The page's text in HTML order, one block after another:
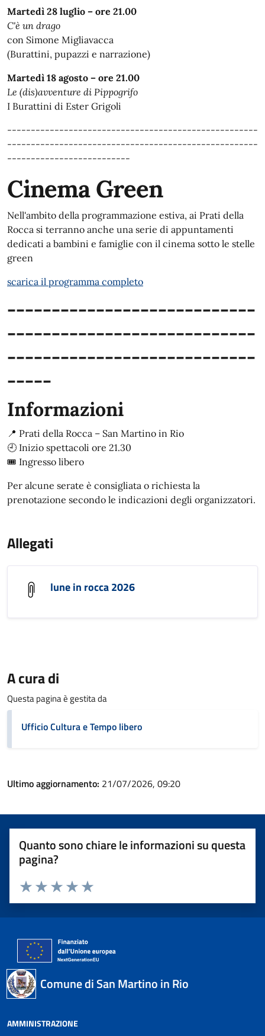
Martedì 28 luglio – ore 21.00
C'è un drago
con Simone Migliavacca
(Burattini, pupazzi e narrazione)
Martedì 18 agosto – ore 21.00
Le (dis)avventure di Pippogrifo
I Burattini di Ester Grigoli
-----------------------------------------------------
-----------------------------------------------------
--------------------------
Cinema Green
Nell'ambito della programmazione estiva, ai Prati della
Rocca si terranno anche una serie di appuntamenti
dedicati a bambini e famiglie con il cinema sotto le stelle
green
scarica il programma completo
----------------------------
----------------------------
----------------------------
-----
Informazioni
📍 Prati della Rocca – San Martino in Rio
🕘 Inizio spettacoli ore 21.30
🎟️ Ingresso libero
Per alcune serate è consigliata o richiesta la
prenotazione secondo le indicazioni degli organizzatori.
Allegati
lune in rocca 2026
A cura di
Questa pagina è gestita da
Ufficio Cultura e Tempo libero
Ultimo aggiornamento: 21/07/2026, 09:20
Quanto sono chiare le informazioni su questa
pagina?
Valuta 5 stelle su 5
Valuta 4 stelle su 5
Valuta 3 stelle su 5
Valuta 2 stelle su 5
Valuta 1 stelle su 5
Comune di San Martino in Rio
AMMINISTRAZIONE